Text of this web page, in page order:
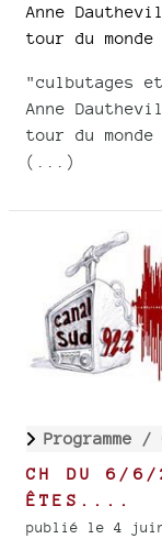
Anne
tour du monde
"culbutages
Anne
tour du
(...)
Programme /
CH DU 6/6/
ÊTES....
publié le 4